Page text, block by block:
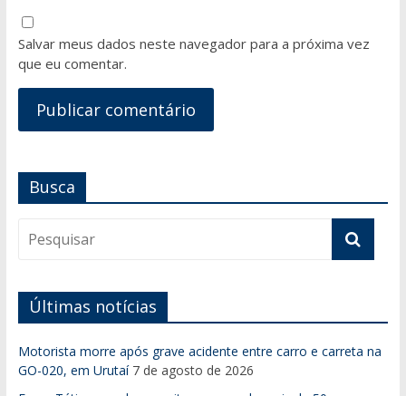
Salvar meus dados neste navegador para a próxima vez
que eu comentar.
Busca
Últimas notícias
Motorista morre após grave acidente entre carro e carreta na
GO-020, em Urutaí 7 de agosto de 2026